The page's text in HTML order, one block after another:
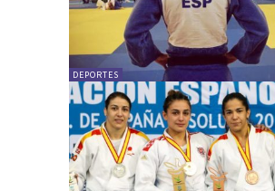
DEPORTES